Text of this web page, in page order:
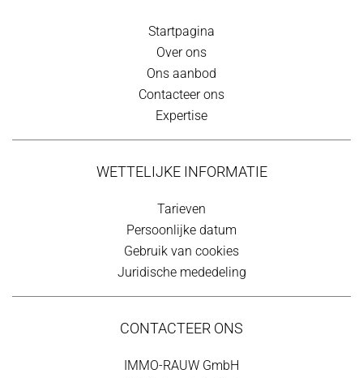
Startpagina
Over ons
Ons aanbod
Contacteer ons
Expertise
WETTELIJKE INFORMATIE
Tarieven
Persoonlijke datum
Gebruik van cookies
Juridische mededeling
CONTACTEER ONS
IMMO-RAUW GmbH